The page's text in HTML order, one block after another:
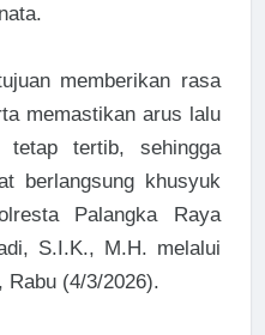
memberikan rasa
memastikan arus lalu
tertib, sehingga
berlangsung khusyuk
Palangka Raya
S.I.K., M.H. melalui
Rabu (4/3/2026).